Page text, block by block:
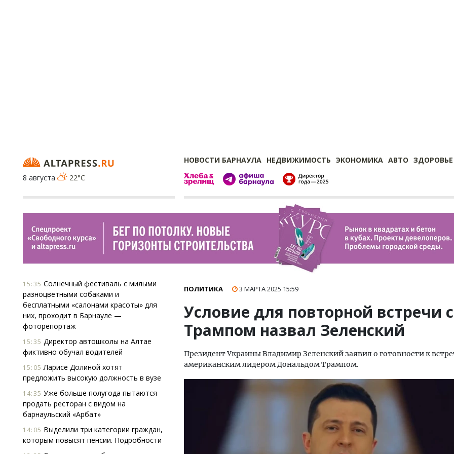
НОВОСТИ БАРНАУЛА НЕДВИЖИМОСТЬ ЭКОНОМИКА АВТО ЗДОРОВЬЕ
8 августа
22°C
15:35 Солнечный фестиваль с милыми
разноцветными собаками и
бесплатными «салонами красоты» для
них, проходит в Барнауле —
фоторепортаж
15:35 Директор автошколы на Алтае
фиктивно обучал водителей
15:05 Ларисе Долиной хотят
предложить высокую должность в вузе
14:35 Уже больше полугода пытаются
продать ресторан с видом на
барнаульский «Арбат»
14:05 Выделили три категории граждан,
которым повысят пенсии. Подробности
ПОЛИТИКА 3 МАРТА 2025 15:59
Условие для повторной встречи с
Трампом назвал Зеленский
Президент Украины Владимир Зеленский заявил о готовности к
американским лидером Дональдом Трампом.